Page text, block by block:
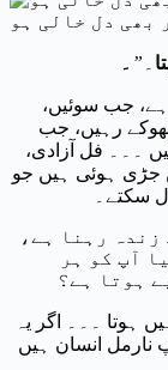
بھی دل خالی ہو
۔” ۔
ہے، جب سوئیں،
رہیں، جب
۔۔۔ فل آزادی،
جڑی ہوئی ہیں جو
سکتے۔
رہنا ہے،
آپ کو ہر
ہوتا ہے؟
ہوتا ۔۔۔ اگر یہ
نارمل انسان ہیں